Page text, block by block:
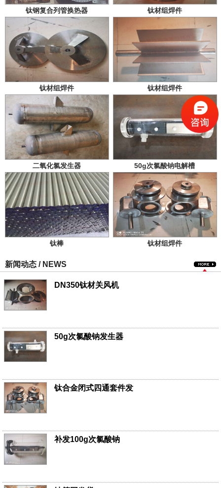
钛钢复合列管换热器 钛材组焊件
钛材组焊件 钛材组焊件
二氧化氯发生器 50g次氯酸钠电解槽
钛棒 钛材组焊件
新闻动态 / NEWS
DN350钛材关风机
50g次氯酸钠发生器
钛合金闭式四通套件发
补发100g次氯酸钠